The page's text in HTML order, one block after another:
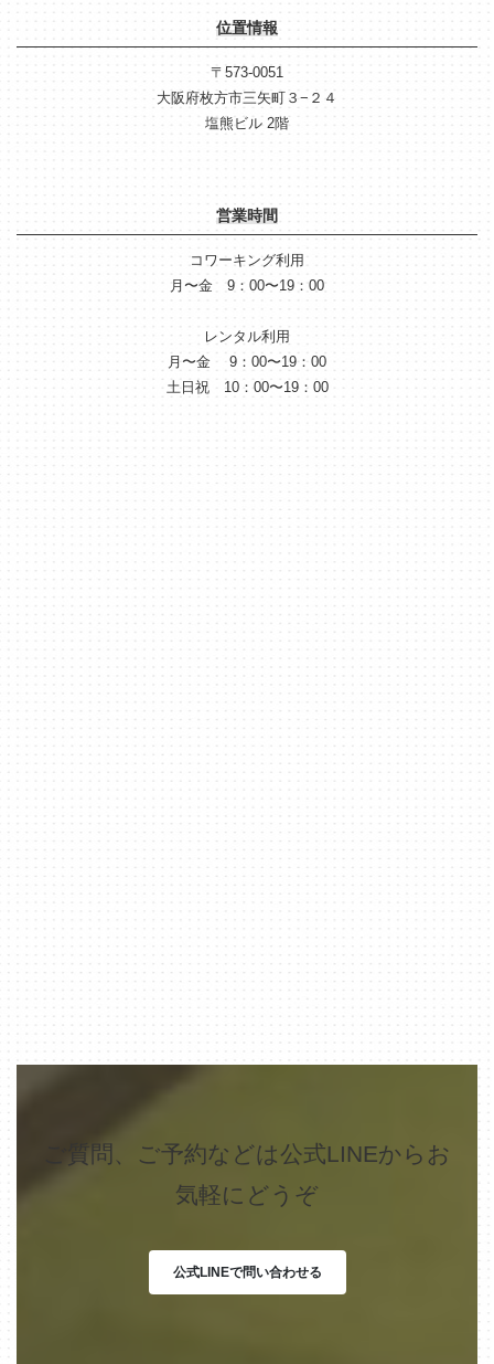
位置情報
〒573-0051
大阪府枚方市三矢町３−２４
塩熊ビル 2階
営業時間
コワーキング利用
月〜金 9：00〜19：00
レンタル利用
月〜金 9：00〜19：00
土日祝 10：00〜19：00
ご質問、ご予約などは公式LINEからお
気軽にどうぞ
公式LINEで問い合わせる